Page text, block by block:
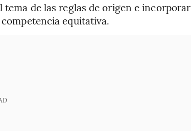
de las reglas de origen e incorporar
equitativa.